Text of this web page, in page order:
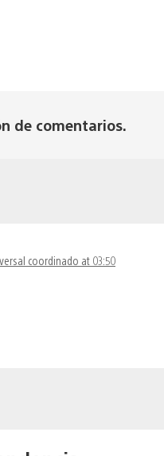
de comentarios.
coordinado at 03:50